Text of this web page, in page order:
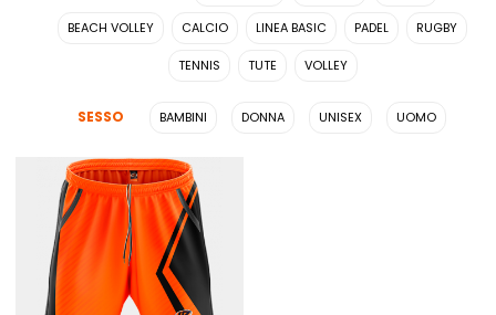
BEACH VOLLEY CALCIO LINEA BASIC PADEL RUGBY
TENNIS TUTE VOLLEY
SESSO BAMBINI DONNA UNISEX UOMO